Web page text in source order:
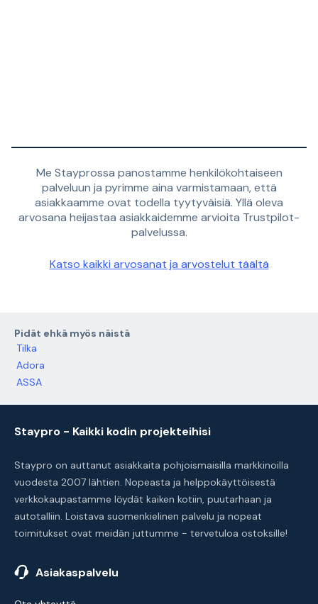
Me Stayprossa panostamme henkilökohtaiseen
palveluun ja pyrimme aina varmistamaan, että
asiakkaamme ovat todella tyytyväisiä. Yllä oleva
arvosana heijastaa asiakkaidemme arvioita Trustpilot-
palvelussa.
Katso kaikki arvosanat ja arvostelut täältä
Pidät ehkä myös näistä
Tilka
Adora
ASSA
Staypro - Kaikki kodin projekteihisi
Staypro on auttanut asiakkaita pohjoismaisilla markkinoilla
vuodesta 2007 lähtien. Nopeasta ja helppokäyttöisestä
verkkokaupastamme löydät kaiken kotiin, puutarhaan ja
autotalliin. Loistava suomenkielinen palvelu ja nopeat
toimitukset ovat meidän juttumme - tervetuloa ostoksille!
Asiakaspalvelu